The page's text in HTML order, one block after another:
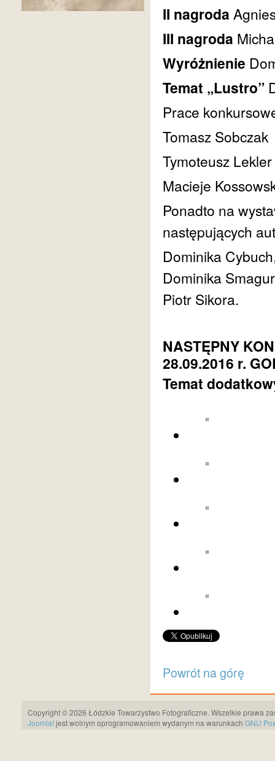
II nagroda
III nagroda
Wyróżnienie
Temat „Lustro”
Prace
Tomasz Sobczak
Tymoteusz Lekler
Macieje
Ponadto na
następujących
Dominika
Dominika
Piotr Sikora.
NASTĘPNY
28.09.2016 r.
Temat
Powrót na górę
Copyright © 2026 Łódzkie Towarzystwo Fotograficzne. Wszelkie prawa
Joomla! jest wolnym oprogramowaniem wydanym na warunkach GNU